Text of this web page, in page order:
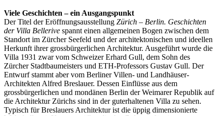
Viele Geschichten – ein Ausgangspunkt
Der Titel der Eröffnungsausstellung Zürich – Berlin. Geschichten
der Villa Bellerive spannt einen allgemeinen Bogen zwischen dem
Standort im Zürcher Seefeld und der architektonischen und ideellen
Herkunft ihrer grossbürgerlichen Architektur. Ausgeführt wurde die
Villa 1931 zwar vom Schweizer Erhard Gull, dem Sohn des
Zürcher Stadtbaumeisters und ETH-Professors Gustav Gull. Der
Entwurf stammt aber vom Berliner Villen- und Landhäuser-
Architekten Alfred Breslauer. Dessen Einflüsse aus dem
grossbürgerlichen und mondänen Berlin der Weimarer Republik auf
die Architektur Zürichs sind in der guterhaltenen Villa zu sehen.
Typisch für Breslauers Architektur ist die üppig dimensionierte